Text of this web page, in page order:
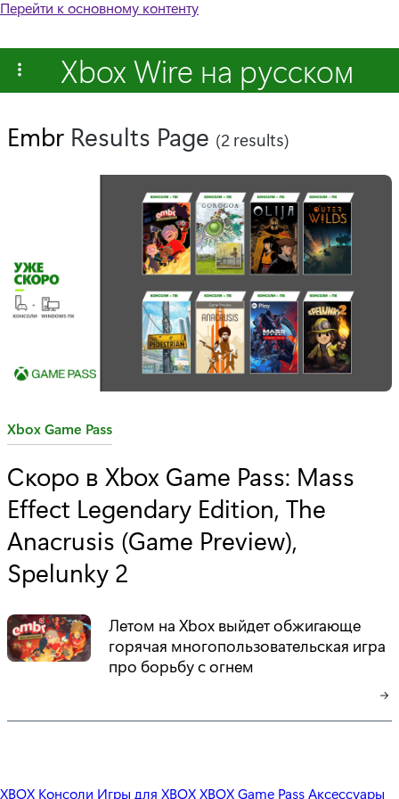
Перейти к основному контенту
Xbox Wire на русском
Embr Results Page (2 results)
C
t
e
g
o
r
:
Xbox Game Pass
Скоро в Xbox Game Pass: Mass
Effect Legendary Edition, The
Anacrusis (Game Preview),
Spelunky 2
Летом на Xbox выйдет обжигающе
горячая многопользовательская игра
про борьбу с огнем
XBOX Консоли Игры для XBOXXBOX Game PassАксессуары